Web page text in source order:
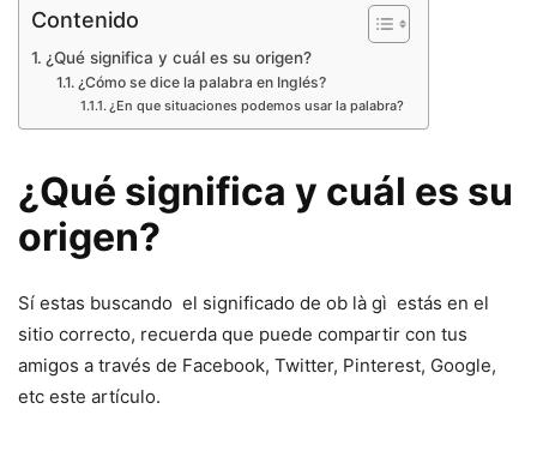
Contenido
¿Qué significa y cuál es su origen?
¿Cómo se dice la palabra en Inglés?
¿En que situaciones podemos usar la palabra?
¿Qué significa y cuál es su
origen?
Sí estas buscando el significado de ob là gì estás en el
sitio correcto, recuerda que puede compartir con tus
amigos a través de Facebook, Twitter, Pinterest, Google,
etc este artículo.